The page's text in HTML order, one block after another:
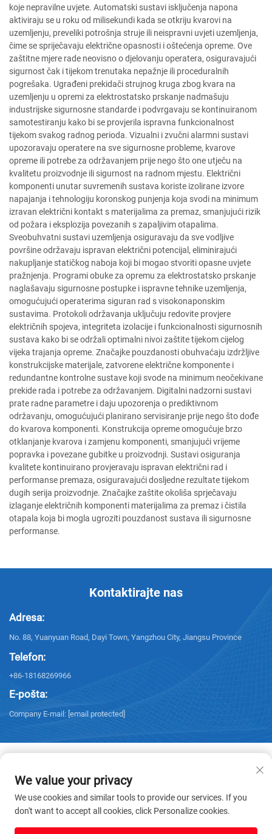
koje nepravilne uvjete. Automatski sustavi isključenja napona
aktiviraju se u roku od milisekundi kada se otkriju kvarovi na
uzemljenju, preveliki potrošnja struje ili neispravni uvjeti uzemljenja,
čime se spriječavaju električne opasnosti i oštećenja opreme. Ove
zaštitne mjere rade neovisno o djelovanju operatera, osiguravajući
sigurnost čak i tijekom trenutaka nepažnje ili proceduralnih
pogrešaka. Ugrađeni prekidači strujnog kruga zbog kvara na
uzemljenju u opremi za elektrostatsko prskanje nadmašuju
industrijske sigurnosne standarde i podvrgavaju se kontinuiranom
samotestiranju kako bi se provjerila ispravna funkcionalnost
tijekom svakog radnog perioda. Vizualni i zvučni alarmni sustavi
upozoravaju operatere na sve sigurnosne probleme, kvarove
opreme ili potrebe za održavanjem prije nego što one utječu na
kvalitetu proizvodnje ili sigurnost na radnom mjestu. Električni
komponenti unutar suvremenih sustava koriste izolirane izvore
napajanja i tehnologiju koronskog punjenja koja svodi na minimum
izravan električni kontakt s materijalima za premaz, smanjujući rizik
od požara i eksplozija povezanih s zapaljivim otapalima.
Sveobuhvatni sustavi uzemljenja osiguravaju da sve vodljive
površine održavaju ispravan električni potencijal, eliminirajući
nakupljanje statičkog naboja koji bi mogao stvoriti opasne uvjete
pražnjenja. Programi obuke za opremu za elektrostatsko prskanje
naglašavaju sigurnosne postupke i ispravne tehnike uzemljenja,
omogućujući operaterima siguran rad s visokonaponskim
sustavima. Protokoli održavanja uključuju redovite provjere
električnih spojeva, integriteta izolacije i funkcionalnosti sigurnosnih
sustava kako bi se održali optimalni nivoi zaštite tijekom cijelog
vijeka trajanja opreme. Značajke pouzdanosti obuhvaćaju izdržljive
konstrukcijske materijale, zatvorene električne komponente i
redundantne kontrolne sustave koji svode na minimum neočekivane
prekide rada i potrebe za održavanjem. Digitalni nadzorni sustavi
prate radne parametre i daju upozorenja o prediktivnom
održavanju, omogućujući planirano servisiranje prije nego što dođe
do kvarova komponenti. Konstrukcija opreme omogućuje brzo
otklanjanje kvarova i zamjenu komponenti, smanjujući vrijeme
popravka i povezane gubitke u proizvodnji. Sustavi osiguranja
kvalitete kontinuirano provjeravaju ispravan električni rad i
performanse premaza, osiguravajući dosljedne rezultate tijekom
dugih serija proizvodnje. Značajke zaštite okoliša sprječavaju
izlaganje električnih komponenti materijalima za premaz i čistila
otapala koja bi mogla ugroziti pouzdanost sustava ili sigurnosne
performanse.
Kontaktirajte nas
Adresa:
No. 88, Yuanyuan Road, Dayi Town, Yangzhou City, Jiangsu Province
Telefon:
+86-18168269966
E-pošta:
Company E-mail: [email protected]
Autorska prava © 2025 Yangzhou Sanxing Technology CO.,LTD. Sva prava
pridržana. -Politika privatnosti
We value your privacy
We use cookies and similar tools to provide our services. If you
don't want to accept all cookies, click Personalize cookies.